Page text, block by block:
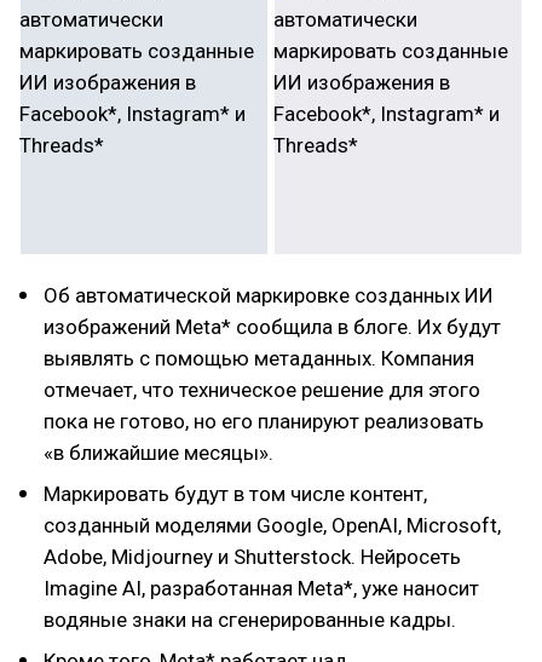
Об автоматической маркировке созданных ИИ
изображений Meta* сообщила в блоге. Их будут
выявлять с помощью метаданных. Компания
отмечает, что техническое решение для этого
пока не готово, но его планируют реализовать
«в ближайшие месяцы».
Маркировать будут в том числе контент,
созданный моделями Google, OpenAI, Microsoft,
Adobe, Midjourney и Shutterstock. Нейросеть
Imagine AI, разработанная Meta*, уже наносит
водяные знаки на сгенерированные кадры.